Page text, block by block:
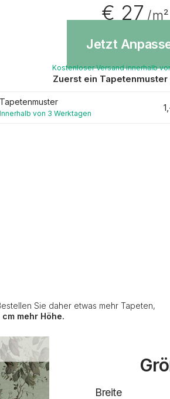
€ 27/ m²
Jetzt
Kostenloser Versand innerhalb
Zuerst ein
Tapetenmuster
Innerhalb von 3 Werktagen
Sie daher etwas mehr Tapeten,
mehr Höhe.
Breite